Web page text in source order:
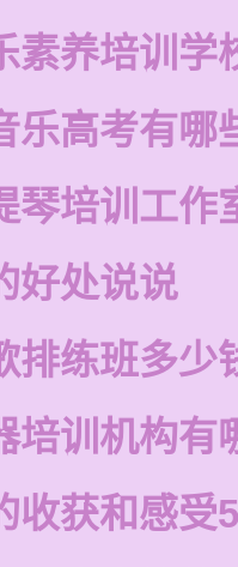
素养培训学
乐高考有哪
琴培训工作
好处说说
排练班多少
培训机构有
收获和感受